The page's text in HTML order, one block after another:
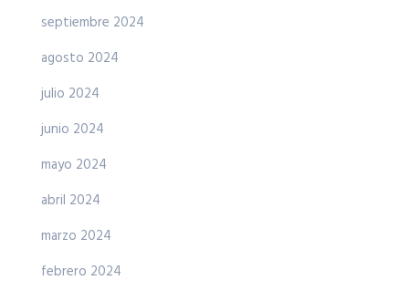
septiembre 2024
agosto 2024
julio 2024
junio 2024
mayo 2024
abril 2024
marzo 2024
febrero 2024